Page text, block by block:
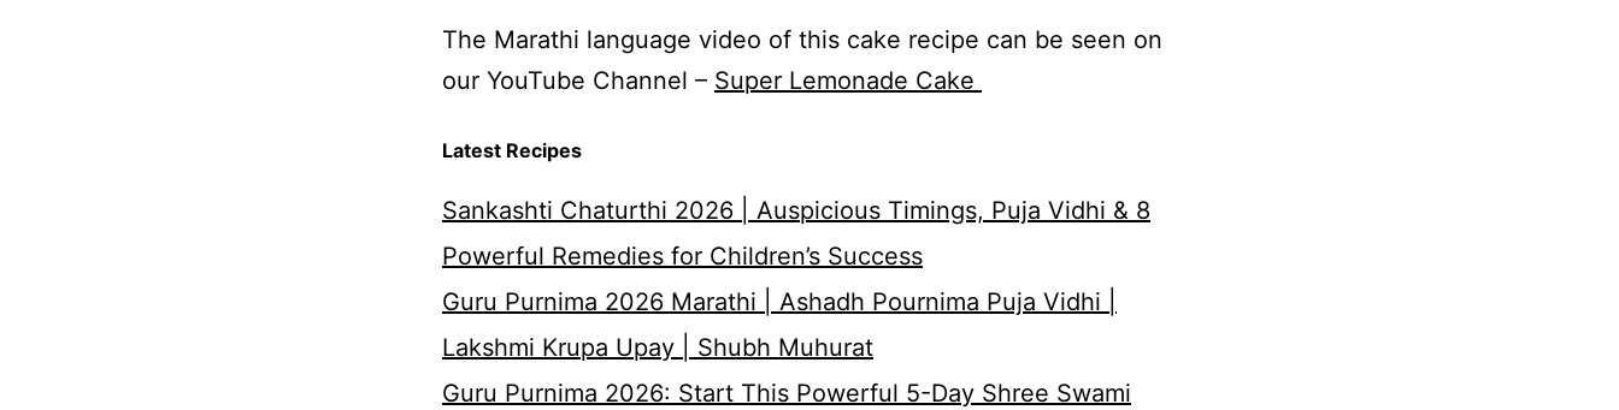
The Marathi language video of this cake recipe can be seen on
our YouTube Channel – Super Lemonade Cake
Latest Recipes
Sankashti Chaturthi 2026 | Auspicious Timings, Puja Vidhi & 8
Powerful Remedies for Children’s Success
Guru Purnima 2026 Marathi | Ashadh Pournima Puja Vidhi |
Lakshmi Krupa Upay | Shubh Muhurat
Guru Purnima 2026: Start This Powerful 5-Day Shree Swami